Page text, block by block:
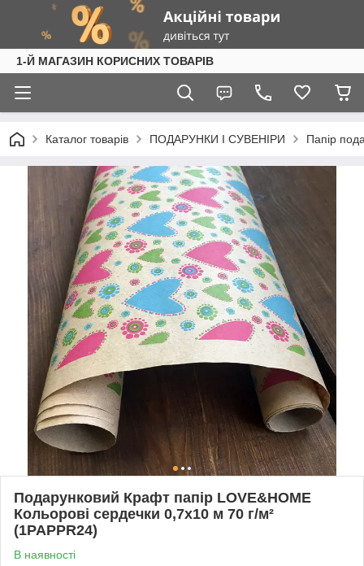
1-Й МАГАЗИН КОРИСНИХ ТОВАРІВ
Каталог товарів ПОДАРУНКИ І СУВЕНІРИ Папір
Подарунковий Крафт папір LOVE&HOME
Кольорові сердечки 0,7х10 м 70 г/м²
(1PAPPR24)
В наявності